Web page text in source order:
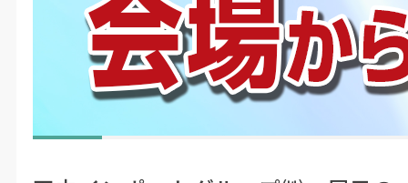
#LIVE・展示会レポ #製造・機械加工
ここに
JIMTOF2024の会場からライブ配信！
見どころやイチ押し製品の紹介をたっ